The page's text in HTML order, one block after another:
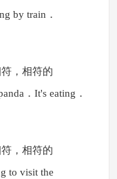
by train．
，相符的
．It's eating．
，相符的
to visit the